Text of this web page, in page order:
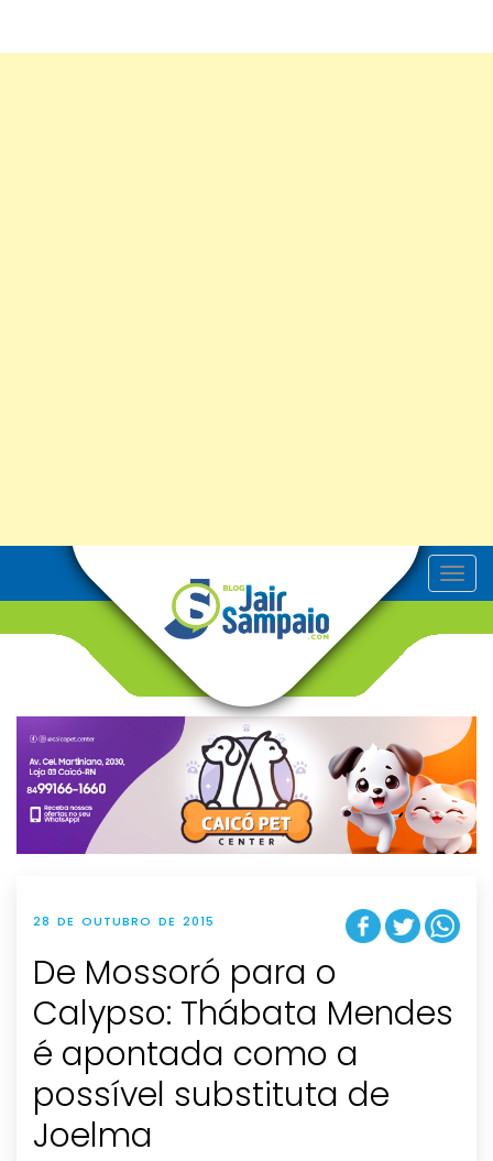
T
o
v
g
t
i
o
n
28 DE OUTUBRO DE 2015
De Mossoró para o
Calypso: Thábata Mendes
é apontada como a
possível substituta de
Joelma